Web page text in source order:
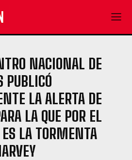
NACIONAL DE
PUBLICÓ
LA ALERTA DE
LA QUE POR EL
LA TORMENTA